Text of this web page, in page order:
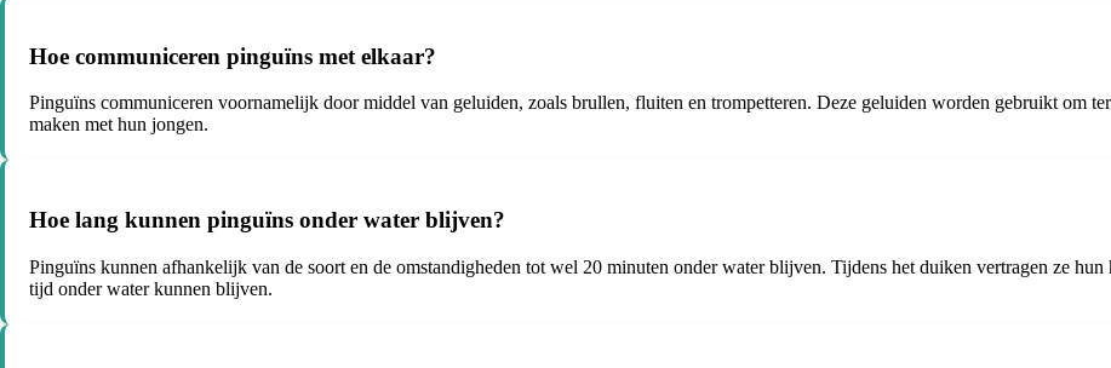
Hoe communiceren pinguïns met elkaar?
Pinguïns communiceren voornamelijk door middel van geluiden, zoals brullen, fluiten en trompetteren. Deze geluiden worden gebruikt om
maken met hun jongen.
Hoe lang kunnen pinguïns onder water blijven?
Pinguïns kunnen afhankelijk van de soort en de omstandigheden tot wel 20 minuten onder water blijven. Tijdens het duiken vertragen ze
tijd onder water kunnen blijven.